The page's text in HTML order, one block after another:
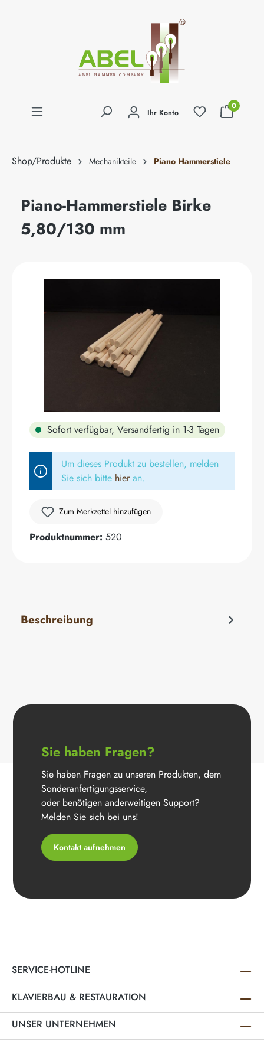
Ihr Konto
0
Shop/Produkte Mechanikteile Piano Hammerstiele
Piano-Hammerstiele Birke
5,80/130 mm
Sofort verfügbar, Versandfertig in 1-3 Tagen
Um dieses Produkt zu bestellen, melden
Sie sich bitte hieran.
Zum Merkzettel hinzufügen
Produktnummer: 520
Beschreibung
Sie haben Fragen?
Sie haben Fragen zu unseren Produkten, dem
Sonderanfertigungsservice,
oder benötigen anderweitigen Support?
Melden Sie sich bei uns!
Kontakt aufnehmen
SERVICE-HOTLINE
KLAVIERBAU & RESTAURATION
UNSER UNTERNEHMEN